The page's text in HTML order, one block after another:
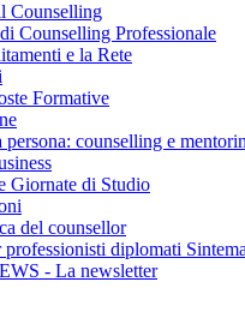
Counselling
Counselling Professionale
e la Rete
Formative
persona: counselling e
Giornate di Studio
del counsellor
professionisti diplomati Sintema
- La newsletter